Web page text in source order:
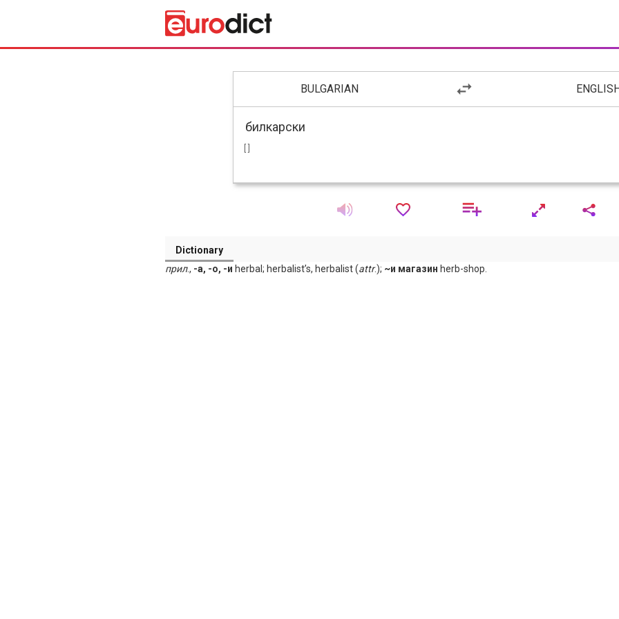
BULGARIAN
Dictionary
прил., -а, -о, -и herbal; herbalist’s, herbalist (attr.); ~и магазин herb-shop.